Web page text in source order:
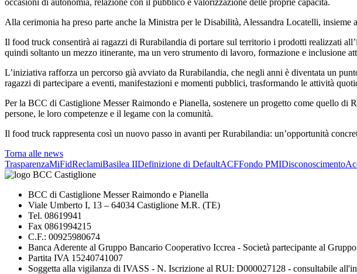
occasioni di autonomia, relazione con il pubblico e valorizzazione delle proprie capacità.
Alla cerimonia ha preso parte anche la Ministra per le Disabilità, Alessandra Locatelli,
Il food truck consentirà ai ragazzi di Rurabilandia di portare sul territorio i prodotti realizzati
quindi soltanto un mezzo itinerante, ma un vero strumento di lavoro, formazione e inclusione
L’iniziativa rafforza un percorso già avviato da Rurabilandia, che negli anni è diventata un
ragazzi di partecipare a eventi, manifestazioni e momenti pubblici, trasformando le attività
Per la BCC di Castiglione Messer Raimondo e Pianella, sostenere un progetto come quello
persone, le loro competenze e il legame con la comunità.
Il food truck rappresenta così un nuovo passo in avanti per Rurabilandia: un’opportunità
Torna alle news
TrasparenzaMiFidReclamiBasilea IIDefinizione di DefaultACFFondo PMIDisconoscimento
BCC di Castiglione Messer Raimondo e Pianella
Viale Umberto I, 13 – 64034 Castiglione M.R. (TE)
Tel. 08619941
Fax 0861994215
C.F.: 00925980674
Banca Aderente al Gruppo Bancario Cooperativo Iccrea - Società partecipante al
Partita IVA 15240741007
Soggetta alla vigilanza di IVASS - N. Iscrizione al RUI: D000027128 - consultabile